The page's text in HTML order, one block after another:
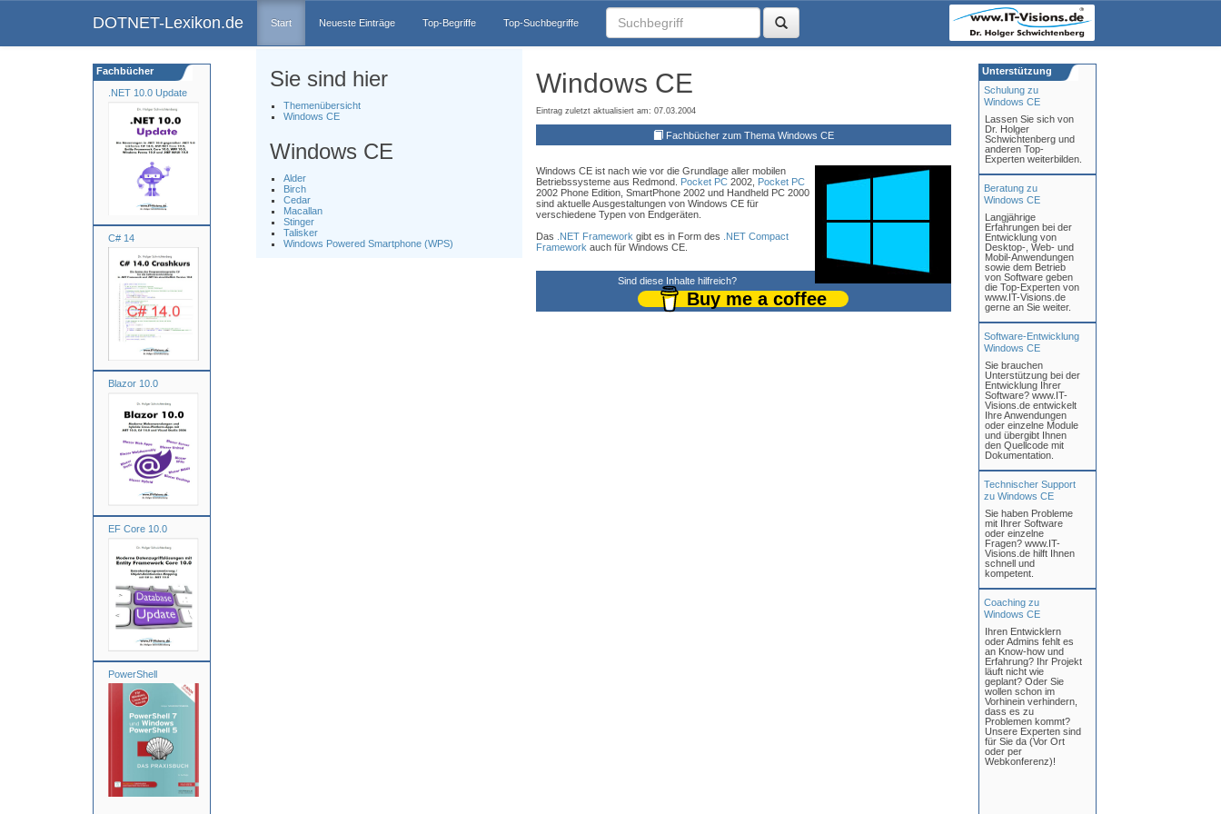
DOTNET-Lexikon.de Start Neueste Einträge Top-Begriffe Top-Suchbegriffe
.NET 10.0 Update
C# 14
Blazor 10.0
EF Core 10.0
PowerShell
Fachbücher Sie sind hier
Themenübersicht
Windows CE
Windows CE
Alder
Birch
Cedar
Macallan
Stinger
Talisker
Windows Powered Smartphone (WPS)
Windows CE
Eintrag zuletzt aktualisiert am: 07.03.2004
Fachbücher zum Thema Windows CE
Windows CE ist nach wie vor die Grundlage aller mobilen
Betriebssysteme aus Redmond. Pocket PC2002, Pocket PC
2002 Phone Edition, SmartPhone 2002 und Handheld PC 2000
sind aktuelle Ausgestaltungen von Windows CE für
verschiedene Typen von Endgeräten.
Das
.NET Framework gibt es in Form des
.NET Compact
Framework auch für Windows CE.
Sind diese Inhalte hilfreich?
Buy me a coffee
Schulung zu
Windows CE
Lassen Sie sich von
Dr. Holger
Schwichtenberg und
anderen Top-
Experten weiterbilden.
Beratung zu
Windows CE
Langjährige
Erfahrungen bei der
Entwicklung von
Desktop-, Web- und
Mobil-Anwendungen
sowie dem Betrieb
von Software geben
die Top-Experten von
www.IT-Visions.de
gerne an Sie weiter.
Software-Entwicklung
Windows CE
Sie brauchen
Unterstützung bei der
Entwicklung Ihrer
Software? www.IT-
Visions.de entwickelt
Ihre Anwendungen
oder einzelne Module
und übergibt Ihnen
den Quellcode mit
Dokumentation.
Technischer Support
zu Windows CE
Sie haben Probleme
mit Ihrer Software
oder einzelne
Fragen? www.IT-
Visions.de hilft Ihnen
schnell und
kompetent.
Coaching zu
Windows CE
Ihren Entwicklern
oder Admins fehlt es
an Know-how und
Erfahrung? Ihr Projekt
läuft nicht wie
geplant? Oder Sie
wollen schon im
Vorhinein verhindern,
dass es zu
Problemen kommt?
Unsere Experten sind
für Sie da (Vor Ort
oder per
Webkonferenz)!
Unterstützung